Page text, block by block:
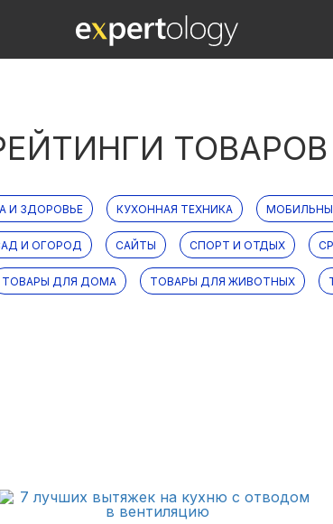
ТОВАРОВ
И ЗДОРОВЬЕ КУХОННАЯ ТЕХНИКА
И ОГОРОД САЙТЫ СПОРТ И ОТДЫХ
ТОВАРЫ ДЛЯ ДОМА ТОВАРЫ ДЛЯ ЖИВОТНЫХ